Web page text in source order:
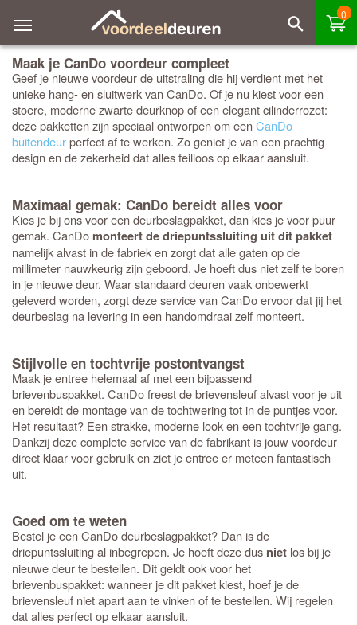
0
Maak je CanDo voordeur compleet
Geef je nieuwe voordeur de uitstraling die hij verdient met het
unieke hang- en sluitwerk van CanDo. Of je nu kiest voor een
stoere, moderne zwarte deurknop of een elegant cilinderrozet:
deze pakketten zijn speciaal ontworpen om eenCanDo
buitendeurperfect af te werken. Zo geniet je van een prachtig
design en de zekerheid dat alles feilloos op elkaar aansluit.
Maximaal gemak: CanDo bereidt alles voor
Kies je bij ons voor een deurbeslagpakket, dan kies je voor puur
gemak. CanDo monteert de driepuntssluiting uit dit pakket
namelijk alvast in de fabriek en zorgt dat alle gaten op de
millimeter nauwkeurig zijn geboord. Je hoeft dus niet zelf te boren
in je nieuwe deur. Waar standaard deuren vaak onbewerkt
geleverd worden, zorgt deze service van CanDo ervoor dat jij het
deurbeslag na levering in een handomdraai zelf monteert.
Stijlvolle en tochtvrije postontvangst
Maak je entree helemaal af met een bijpassend
brievenbuspakket. CanDo freest de brievensleuf alvast voor je uit
en bereidt de montage van de tochtwering tot in de puntjes voor.
Het resultaat? Een strakke, moderne look en een tochtvrije gang.
Dankzij deze complete service van de fabrikant is jouw voordeur
direct klaar voor gebruik en ziet je entree er meteen fantastisch
uit.
Goed om te weten
Bestel je een CanDo deurbeslagpakket? Dan is de
driepuntssluiting al inbegrepen. Je hoeft deze dus niet los bij je
nieuwe deur te bestellen. Dit geldt ook voor het
brievenbuspakket: wanneer je dit pakket kiest, hoef je de
brievensleuf niet apart aan te vinken of te bestellen. Wij regelen
dat alles perfect op elkaar aansluit.